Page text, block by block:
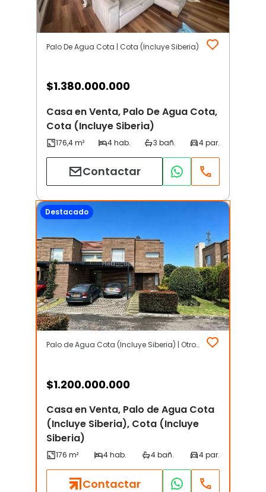
Palo De Agua Cota | Cota (Incluye Siberia)
$1.380.000.000
Casa en Venta, Palo De Agua Cota,
Cota (Incluye Siberia)
Contactar
Destacado
Palo de Agua Cota (Incluye Siberia) | Otros | Cota (Incluye Siberia)
$1.200.000.000
Casa en Venta, Palo de Agua Cota
(Incluye Siberia), Cota (Incluye
Siberia)
Contactar